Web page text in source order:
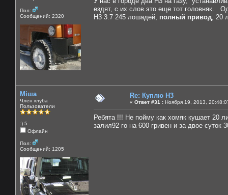
Пол:
Сообщений: 2320
ездят, с их слов это еще тот головняк.
Н3 3.7 245 лошадей, полный привод , 20
Міша
Член клуба
Пользователи
:) 5
Офлайн
Пол:
Сообщений: 1205
Re: Куплю H3
« Ответ #31 : Ноября 19, 2013,
Ребята !!! Не пойму как хомяк кушает 20
залил92 го на 600 гривен и за двое